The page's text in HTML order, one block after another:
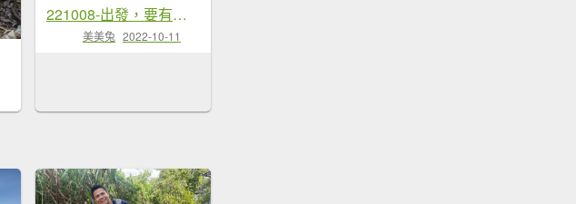
221008-出發，要有方向-鈺鼎步道連走糖子恩山（玉井、南化交界）
美美兔 2022-10-11